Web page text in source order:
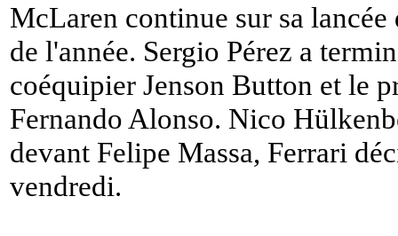
McLaren continue sur sa
de l'année. Sergio Pérez a
coéquipier Jenson Button et le
Fernando Alonso. Nico
devant Felipe Massa, Ferrari
vendredi.